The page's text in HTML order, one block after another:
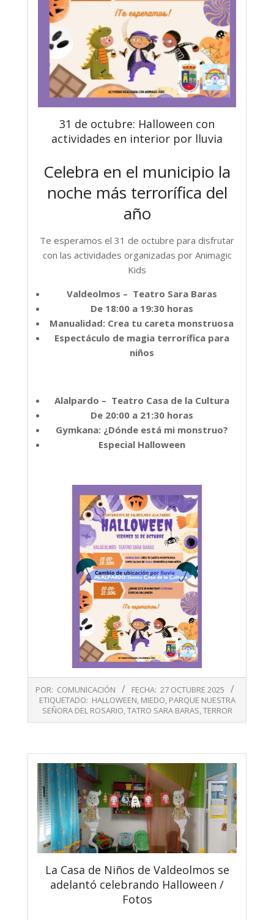
31 de octubre: Halloween con
actividades en interior por lluvia
Celebra en el municipio la
noche más terrorífica del
año
Te esperamos el 31 de octubre para disfrutar
con las actividades organizadas por Animagic
Kids
Valdeolmos – Teatro Sara Baras
De 18:00 a 19:30 horas
Manualidad: Crea tu careta monstruosa
Espectáculo de magia terrorífica para
niños
Alalpardo – Teatro Casa de la Cultura
De 20:00 a 21:30 horas
Gymkana: ¿Dónde está mi monstruo?
Especial Halloween
10-
POR: COMUNICACIÓN FECHA: 27 OCTUBRE 2025
ETIQUETADO: HALLOWEEN, MIEDO, PARQUE NUESTRA
SEÑORA DEL ROSARIO,TATRO SARA BARAS,TERROR
La Casa de Niños de Valdeolmos se
adelantó celebrando Halloween /
Fotos